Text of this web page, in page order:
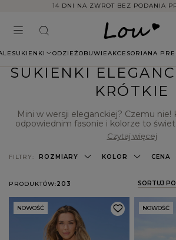
LIMITOWANE KOLEKCJE SZYTE
SUKIENKI ODZIEŻOBUWIEAKCESORIANA
SUKIENKI
KRÓTKIE
Mini w wersji eleganckiej? Czemu nie!
odpowiednim fasonie i kolorze to
różnych okazji. Doskonałym tego
klasyczna ,,mała czarna”
przez znaną kreatorkę mody, Coco
znajdziesz całą masą
eleganckich
różnych stylów przygotowaliśmy
których każda kobieta poczuje się jak
Chcesz je poznać? Koniecznie sprawdź
Ciebie przygotowaliśmy!
Czytaj więcej
PRODUKTÓW:203 ZMIEŃ
SORTUJ
FILTRY: ROZMIARY KOLOR CENA
NOWOŚĆ NOWOŚĆ